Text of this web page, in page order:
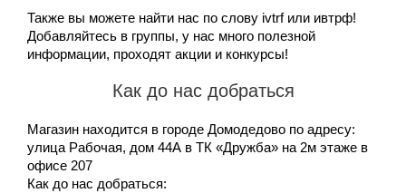
Также вы можете найти нас по слову ivtrf или ивтрф!
Добавляйтесь в группы, у нас много полезной
информации, проходят акции и конкурсы!
Как до нас добраться
Магазин находится в городе Домодедово по адресу:
улица Рабочая, дом 44А в ТК «Дружба» на 2м этаже в
офисе 207
Как до нас добраться: